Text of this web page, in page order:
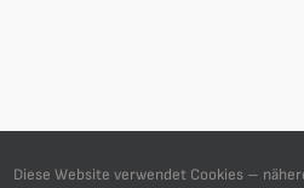
Diese Website verwendet Cookies –